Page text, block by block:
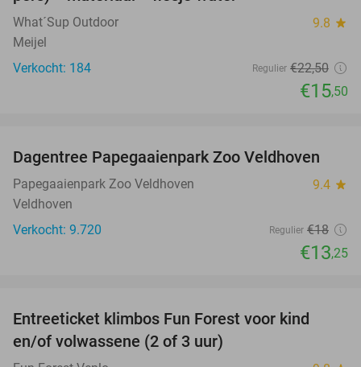
What´Sup Outdoor 9.8 star
Meijel
Verkocht: 184
Regulier €22,50
€15,50
26%
Dagentree Papegaaienpark Zoo Veldhoven
Papegaaienpark Zoo Veldhoven 9.4 star
Veldhoven
Verkocht: 9.720
Regulier €18
€13,25
Entreeticket klimbos Fun Forest voor kind
en/of volwassene (2 of 3 uur)